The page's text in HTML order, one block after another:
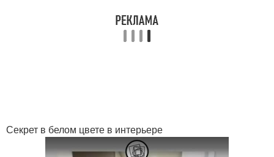
Секрет в белом цвете в интерьере